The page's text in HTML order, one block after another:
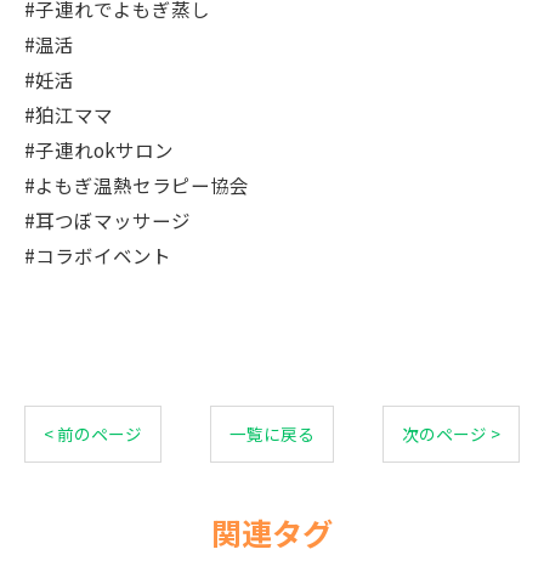
#子連れでよもぎ蒸し
#温活
#妊活
#狛江ママ
#子連れokサロン
#よもぎ温熱セラピー協会
#耳つぼマッサージ
#コラボイベント
< 前のページ 一覧に戻る 次のページ >
関連タグ